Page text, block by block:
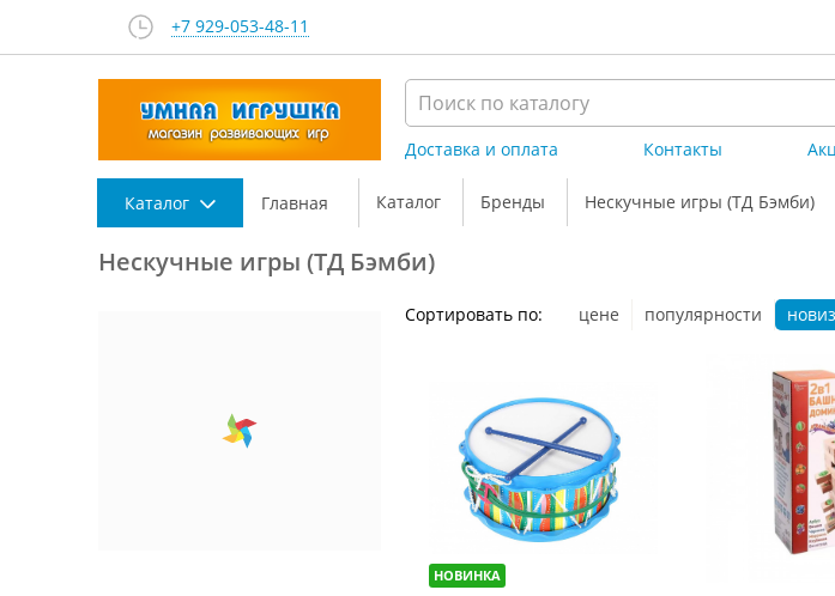
+7 929-053-48-11
Доставка и оплата Контакты
Каталог Главная Каталог Бренды Нескучные игры (ТД Бэмби)
Нескучные игры (ТД Бэмби)
Сортировать по: цене популярности
НОВИНКА